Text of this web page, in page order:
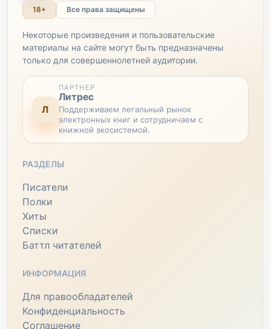
18+ Все права защищены
Некоторые произведения и пользовательские
материалы на сайте могут быть предназначены
только для совершеннолетней аудитории.
Л
ПАРТНЕР
Литрес
Поддерживаем легальный рынок
электронных книг и сотрудничаем с
книжной экосистемой.
РАЗДЕЛЫ
Писатели
Полки
Хиты
Списки
Баттл читателей
ИНФОРМАЦИЯ
Для правообладателей
Конфиденциальность
Соглашение